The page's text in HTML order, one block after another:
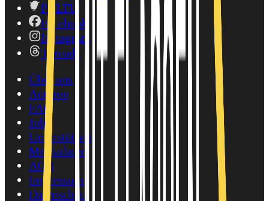
PULTU
Facebook
Instagram
Threads
Über uns
Autoren
FAQ
Jobs
Unterstützen
Mediadaten
AGB
Impressum
Datenschutz